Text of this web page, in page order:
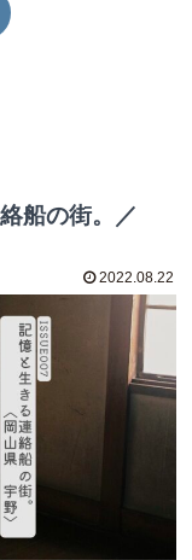
船の街。／
2022.08.22